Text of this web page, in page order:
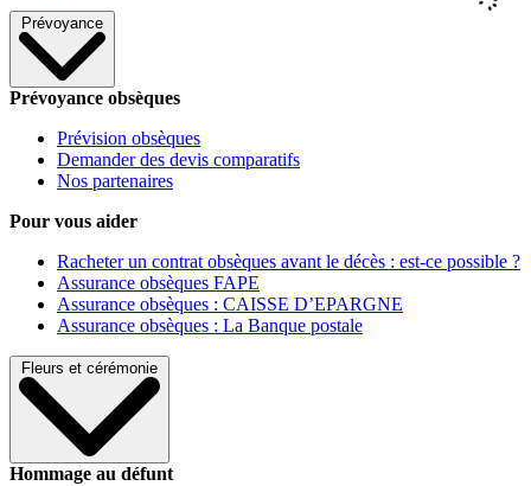
Prévoyance
Prévoyance obsèques
Prévision obsèques
Demander des devis comparatifs
Nos partenaires
Pour vous aider
Racheter un contrat obsèques avant le décès : est-ce possible ?
Assurance obsèques FAPE
Assurance obsèques : CAISSE D’EPARGNE
Assurance obsèques : La Banque postale
Fleurs et cérémonie
Hommage au défunt